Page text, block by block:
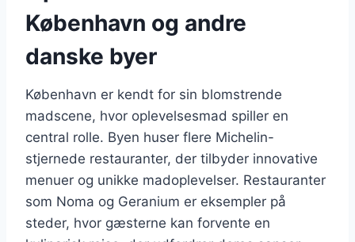
København og andre
danske byer
København er kendt for sin blomstrende
madscene, hvor oplevelsesmad spiller en
central rolle. Byen huser flere Michelin-
stjernede restauranter, der tilbyder innovative
menuer og unikke madoplevelser. Restauranter
som Noma og Geranium er eksempler på
steder, hvor gæsterne kan forvente en